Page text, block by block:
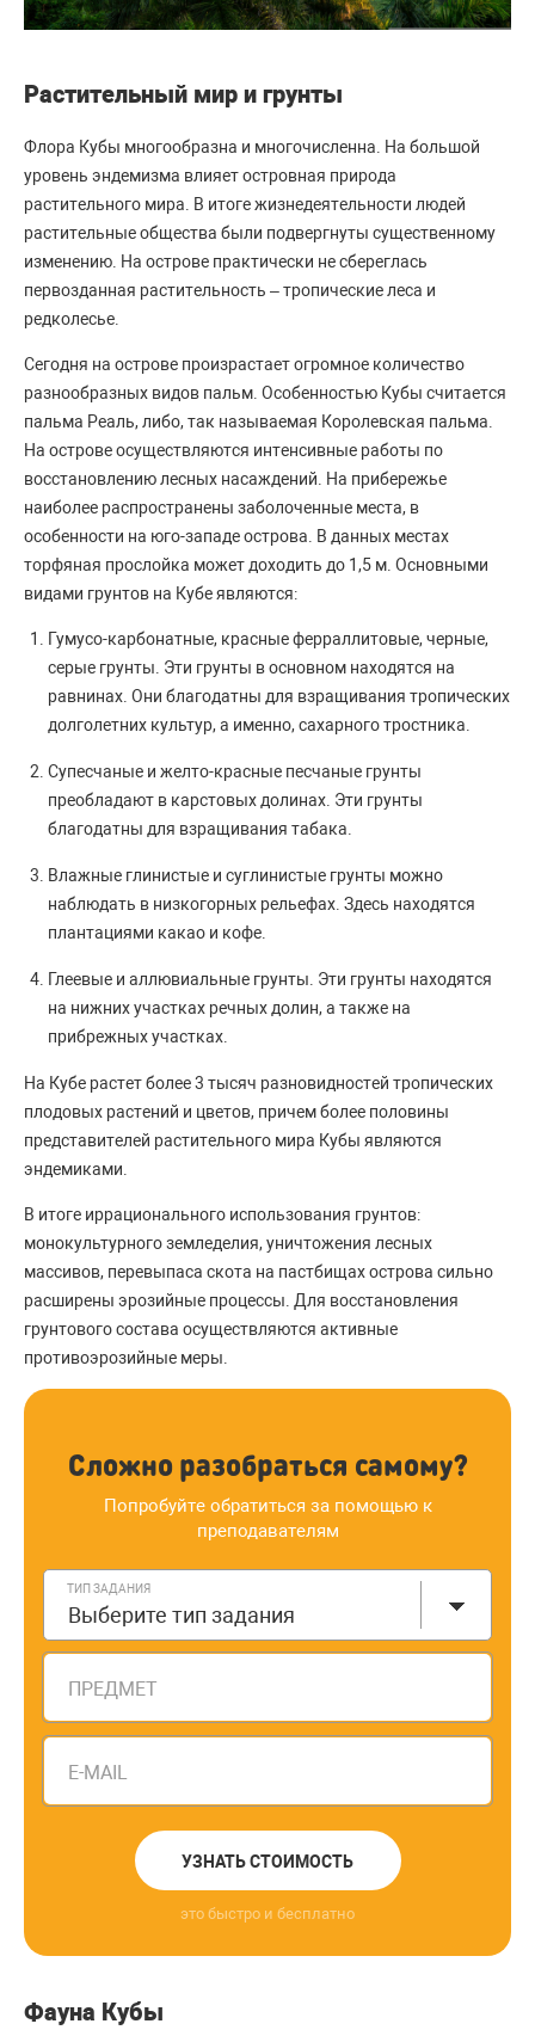
Растительный мир и грунты
Флора Кубы многообразна и многочисленна. На большой
уровень эндемизма влияет островная природа
растительного мира. В итоге жизнедеятельности людей
растительные общества были подвергнуты существенному
изменению. На острове практически не сбереглась
первозданная растительность – тропические леса и
редколесье.
Сегодня на острове произрастает огромное количество
разнообразных видов пальм. Особенностью Кубы считается
пальма Реаль, либо, так называемая Королевская пальма.
На острове осуществляются интенсивные работы по
восстановлению лесных насаждений. На прибережье
наиболее распространены заболоченные места, в
особенности на юго-западе острова. В данных местах
торфяная прослойка может доходить до 1,5 м. Основными
видами грунтов на Кубе являются:
Гумусо-карбонатные, красные ферраллитовые, черные,
серые грунты. Эти грунты в основном находятся на
равнинах. Они благодатны для взращивания тропических
долголетних культур, а именно, сахарного тростника.
Супесчаные и желто-красные песчаные грунты
преобладают в карстовых долинах. Эти грунты
благодатны для взращивания табака.
Влажные глинистые и суглинистые грунты можно
наблюдать в низкогорных рельефах. Здесь находятся
плантациями какао и кофе.
Глеевые и аллювиальные грунты. Эти грунты находятся
на нижних участках речных долин, а также на
прибрежных участках.
На Кубе растет более 3 тысяч разновидностей тропических
плодовых растений и цветов, причем более половины
представителей растительного мира Кубы являются
эндемиками.
В итоге иррационального использования грунтов:
монокультурного земледелия, уничтожения лесных
массивов, перевыпаса скота на пастбищах острова сильно
расширены эрозийные процессы. Для восстановления
грунтового состава осуществляются активные
противоэрозийные меры.
Сложно разобраться самому?
Попробуйте обратиться за помощью к
преподавателям
ТИП ЗАДАНИЯ
Выберите тип задания
ПРЕДМЕТ
E-MAIL
УЗНАТЬ СТОИМОСТЬ
это быстро и бесплатно
Фауна Кубы